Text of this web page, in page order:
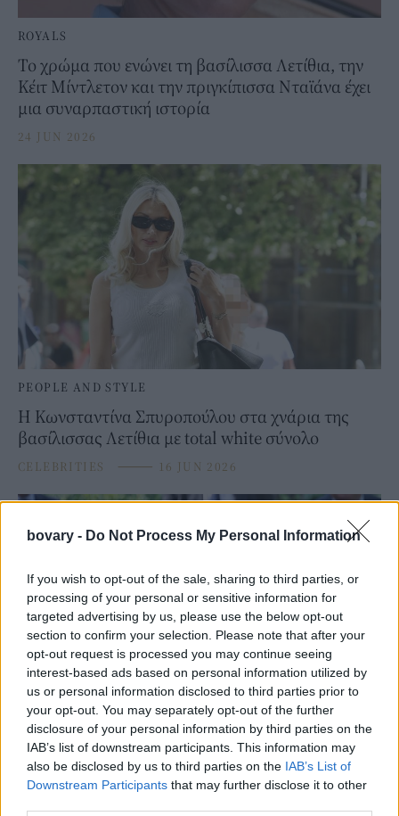
bovary - Do Not Process My Personal Information
If you wish to opt-out of the sale, sharing to third parties, or
processing of your personal or sensitive information for
targeted advertising by us, please use the below opt-out
section to confirm your selection. Please note that after your
opt-out request is processed you may continue seeing
interest-based ads based on personal information utilized by
us or personal information disclosed to third parties prior to
your opt-out. You may separately opt-out of the further
disclosure of your personal information by third parties on the
IAB’s list of downstream participants. This information may
also be disclosed by us to third parties on the IAB’s List of
Downstream Participants that may further disclose it to other
ROYALS
Το χρώμα που ενώνει τη βασίλισσα Λετίθια, την
Κέιτ Μίντλετον και την πριγκίπισσα Νταϊάνα έχει
μια συναρπαστική ιστορία
24 JUN 2026
PEOPLE AND STYLE
Η Κωνσταντίνα Σπυροπούλου στα χνάρια της
βασίλισσας Λετίθια με total white σύνολο
CELEBRITIES ⸻ 16 JUN 2026
ROYALS
Η βασίλισσα Λετίθια επαναλαμβάνει κάθε
καλοκαίρι αυτό το κόλπο με το λευκό παντελόνι